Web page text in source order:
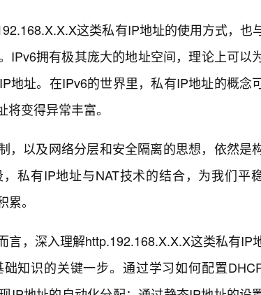
这类私有IP地址的使用方式，也
IPv6拥有极其庞大的地址空间，理论上可以
地址。在IPv6的世界里，私有IP地址的概念
变得异常丰富。
，以及网络分层和安全隔离的思想，依然是
私有IP地址与NAT技术的结合，为我们平
。
言，深入理解http.192.168.X.X.X这类私有IP
知识的关键一步。通过学习如何配置